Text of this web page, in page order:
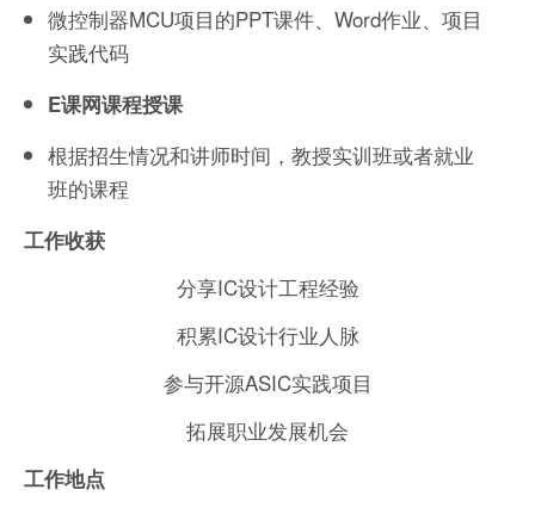
微控制器MCU项目的PPT课件、Word作业、项目
实践代码
E课网课程授课
根据招生情况和讲师时间，教授实训班或者就业
班的课程
工作收获
分享IC设计工程经验
积累IC设计行业人脉
参与开源ASIC实践项目
拓展职业发展机会
工作地点